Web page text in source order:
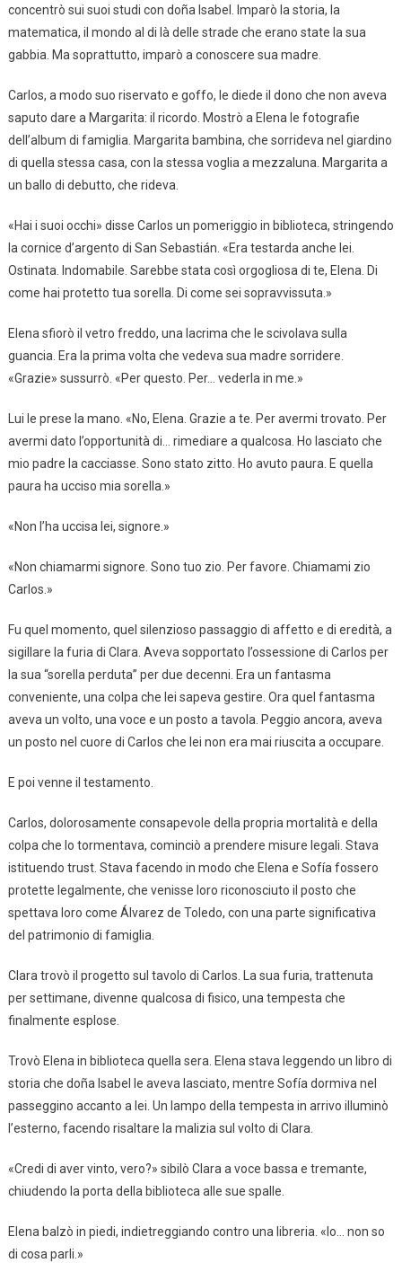
concentrò sui suoi studi con doña Isabel. Imparò la storia, la
matematica, il mondo al di là delle strade che erano state la sua
gabbia. Ma soprattutto, imparò a conoscere sua madre.
Carlos, a modo suo riservato e goffo, le diede il dono che non aveva
saputo dare a Margarita: il ricordo. Mostrò a Elena le fotografie
dell’album di famiglia. Margarita bambina, che sorrideva nel giardino
di quella stessa casa, con la stessa voglia a mezzaluna. Margarita a
un ballo di debutto, che rideva.
«Hai i suoi occhi» disse Carlos un pomeriggio in biblioteca, stringendo
la cornice d’argento di San Sebastián. «Era testarda anche lei.
Ostinata. Indomabile. Sarebbe stata così orgogliosa di te, Elena. Di
come hai protetto tua sorella. Di come sei sopravvissuta.»
Elena sfiorò il vetro freddo, una lacrima che le scivolava sulla
guancia. Era la prima volta che vedeva sua madre sorridere.
«Grazie» sussurrò. «Per questo. Per… vederla in me.»
Lui le prese la mano. «No, Elena. Grazie a te. Per avermi trovato. Per
avermi dato l’opportunità di… rimediare a qualcosa. Ho lasciato che
mio padre la cacciasse. Sono stato zitto. Ho avuto paura. E quella
paura ha ucciso mia sorella.»
«Non l’ha uccisa lei, signore.»
«Non chiamarmi signore. Sono tuo zio. Per favore. Chiamami zio
Carlos.»
Fu quel momento, quel silenzioso passaggio di affetto e di eredità, a
sigillare la furia di Clara. Aveva sopportato l’ossessione di Carlos per
la sua “sorella perduta” per due decenni. Era un fantasma
conveniente, una colpa che lei sapeva gestire. Ora quel fantasma
aveva un volto, una voce e un posto a tavola. Peggio ancora, aveva
un posto nel cuore di Carlos che lei non era mai riuscita a occupare.
E poi venne il testamento.
Carlos, dolorosamente consapevole della propria mortalità e della
colpa che lo tormentava, cominciò a prendere misure legali. Stava
istituendo trust. Stava facendo in modo che Elena e Sofía fossero
protette legalmente, che venisse loro riconosciuto il posto che
spettava loro come Álvarez de Toledo, con una parte significativa
del patrimonio di famiglia.
Clara trovò il progetto sul tavolo di Carlos. La sua furia, trattenuta
per settimane, divenne qualcosa di fisico, una tempesta che
finalmente esplose.
Trovò Elena in biblioteca quella sera. Elena stava leggendo un libro di
storia che doña Isabel le aveva lasciato, mentre Sofía dormiva nel
passeggino accanto a lei. Un lampo della tempesta in arrivo illuminò
l’esterno, facendo risaltare la malizia sul volto di Clara.
«Credi di aver vinto, vero?» sibilò Clara a voce bassa e tremante,
chiudendo la porta della biblioteca alle sue spalle.
Elena balzò in piedi, indietreggiando contro una libreria. «Io… non so
di cosa parli.»